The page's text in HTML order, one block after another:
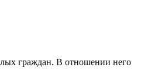
граждан. В отношении него